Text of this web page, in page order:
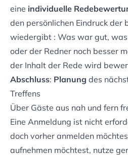
eine individuelle
den persönlichen Eindruck der
wiedergibt : Was war gut,
oder der Redner noch besser
der Inhalt der Rede wird
Abschluss: Planung des
Treffens
Über Gäste aus nah und fern
Eine Anmeldung ist nicht
doch vorher anmelden
aufnehmen möchtest, nutze